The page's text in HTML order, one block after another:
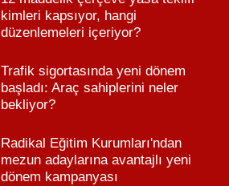
kimleri kapsıyor, hangi
düzenlemeleri içeriyor?
Trafik sigortasında yeni dönem
başladı: Araç sahiplerini neler
bekliyor?
Radikal Eğitim Kurumları'ndan
mezun adaylarına avantajlı yeni
dönem kampanyası